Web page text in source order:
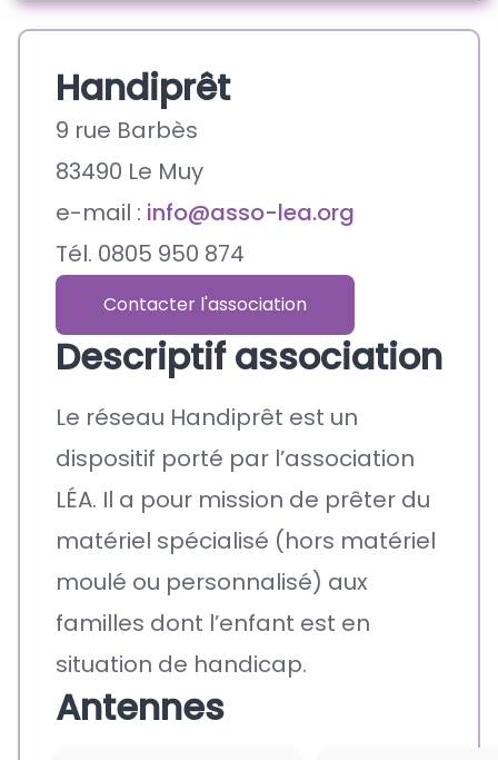
Handiprêt
9 rue Barbès
83490 Le Muy
e-mail : info@asso-lea.org
Tél. 0805 950 874
Contacter l'association
Descriptif association
Le réseau Handiprêt est un
dispositif porté par l’association
LÉA. Il a pour mission de prêter du
matériel spécialisé (hors matériel
moulé ou personnalisé) aux
familles dont l’enfant est en
situation de handicap.
Antennes